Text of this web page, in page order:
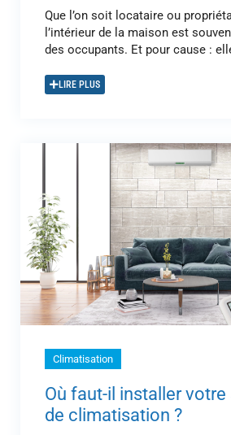
Que l’on soit locataire ou
l’intérieur de la maison est
des occupants. Et pour cause :
LIRE PLUS
Climatisation
Où faut-il installer votre
de climatisation ?